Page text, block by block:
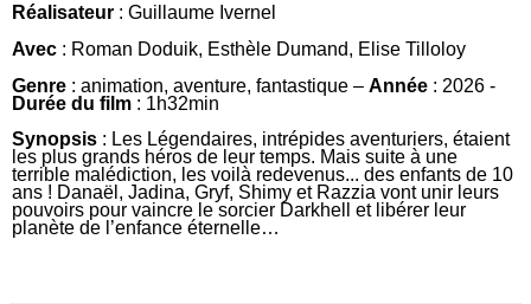
Réalisateur : Guillaume Ivernel
Avec : Roman Doduik, Esthèle Dumand, Elise Tilloloy
Genre : animation, aventure, fantastique – Année : 2026 -
Durée du film : 1h32min
Synopsis : Les Légendaires, intrépides aventuriers, étaient
les plus grands héros de leur temps. Mais suite à une
terrible malédiction, les voilà redevenus... des enfants de 10
ans ! Danaël, Jadina, Gryf, Shimy et Razzia vont unir leurs
pouvoirs pour vaincre le sorcier Darkhell et libérer leur
planète de l’enfance éternelle…